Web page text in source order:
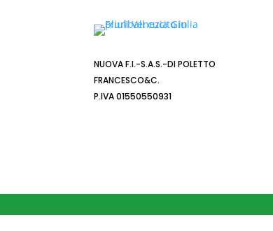
NUOVA F.I.-S.A.S.-DI POLETTO
FRANCESCO&C.
P.IVA 01550550931